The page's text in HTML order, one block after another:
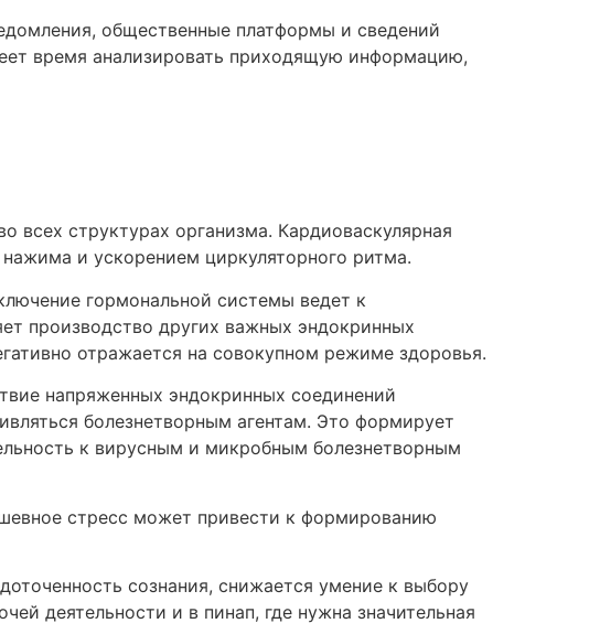
общественные платформы и сведений
время анализировать приходящую информацию,
всех структурах организма. Кардиоваскулярная
и ускорением циркуляторного ритма.
гормональной системы ведет к
производство других важных эндокринных
отражается на совокупном режиме здоровья.
напряженных эндокринных соединений
болезнетворным агентам. Это формирует
к вирусным и микробным болезнетворным
стресс может привести к формированию
сознания, снижается умение к выбору
деятельности и в пинап, где нужна значительная